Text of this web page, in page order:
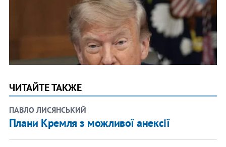
ЧИТАЙТЕ ТАКЖЕ
ПАВЛО ЛИСЯНСЬКИЙ
Плани Кремля з можливої анексії